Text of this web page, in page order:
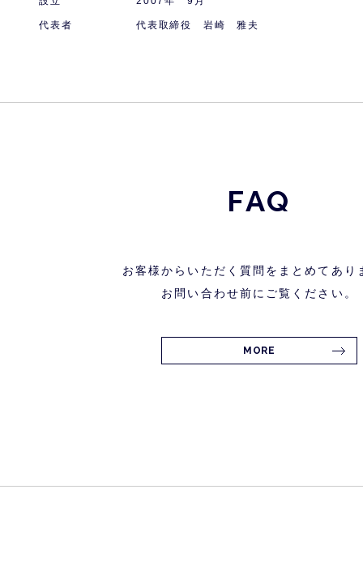
代表者 代表取締役 岩崎 雅夫
FAQ
お客様からいただく質問をまとめてあり
お問い合わせ前にご覧ください。
MORE